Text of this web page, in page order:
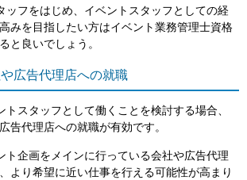
ッフをはじめ、イベントスタッフとしての経
みを目指したい方はイベント業務管理士資格
と良いでしょう。
広告代理店への就職
トスタッフとして働くことを検討する場合、
告代理店への就職が有効です。
ト企画をメインに行っている会社や広告代理
より希望に近い仕事を行える可能性が高まり